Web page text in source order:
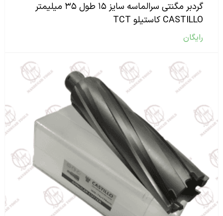
گردبر مگنتی سرالماسه سایز ۱۵ طول ۳۵ میلیمتر
CASTILLO کاستیلو TCT
رایگان